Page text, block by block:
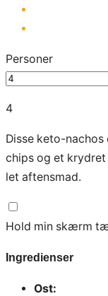
Personer
4
Disse keto-
chips og et
let aftensmad.
Hold min skærm
Ingredienser
Ost: